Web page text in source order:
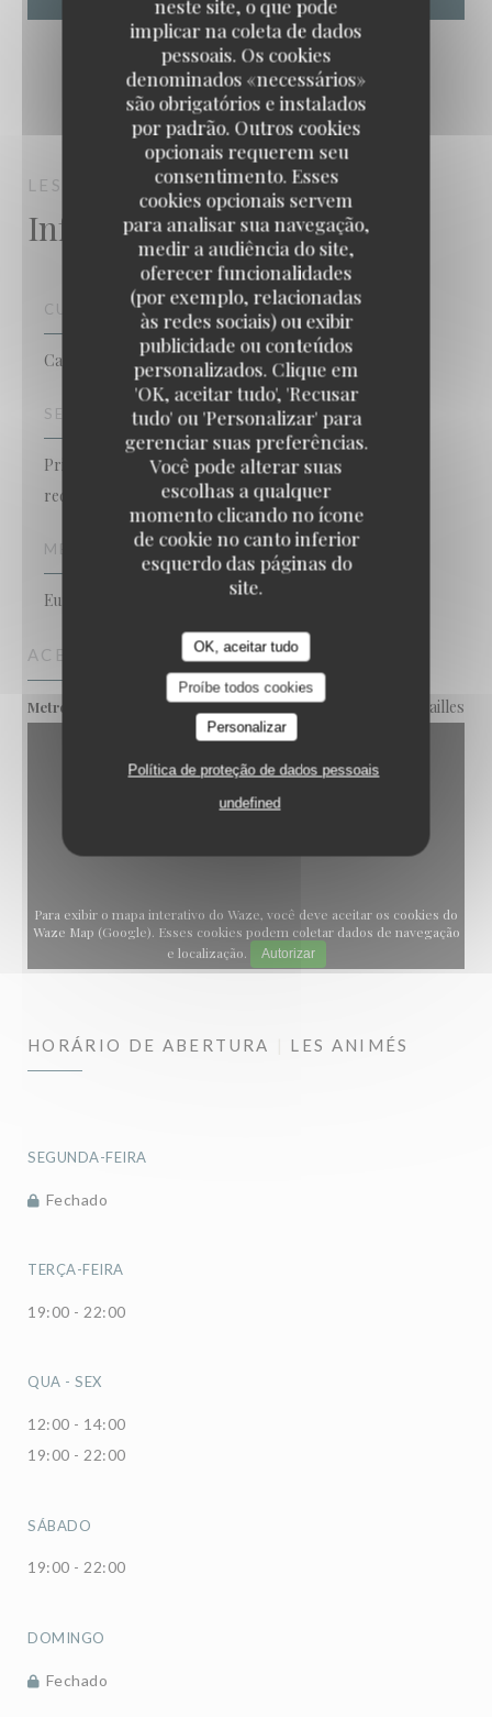
neste site, o que pode
implicar na coleta de dados
pessoais. Os cookies
denominados «necessários»
são obrigatórios e instalados
por padrão. Outros cookies
opcionais requerem seu
consentimento. Esses
cookies opcionais servem
para analisar sua navegação,
medir a audiência do site,
oferecer funcionalidades
(por exemplo, relacionadas
às redes sociais) ou exibir
publicidade ou conteúdos
personalizados. Clique em
'OK, aceitar tudo', 'Recusar
tudo' ou 'Personalizar' para
gerenciar suas preferências.
Você pode alterar suas
escolhas a qualquer
momento clicando no ícone
de cookie no canto inferior
esquerdo das páginas do
site.
OK, aceitar tudo
Proíbe todos cookies
Personalizar
Política de proteção de dados pessoais
undefined
LES ANIMÉS PARIS
Informações gerais
CULINÁRIA
Caseiro, produtos frescos
SERVIÇOS
Privatização, Acesso para pessoas com mobilidade
reduzida, Esplanada
MÉTODOS DE PAGAMENTO
Eurocard/Mastercard, Dinheiro, Visa, Cartão Azul
ACESSO
Metro Convention. Porte de Versailles
Para exibir o mapa interativo do Waze, você deve aceitar os cookies do
Waze Map (Google). Esses cookies podem coletar dados de navegação
e localização.
Autorizar
HORÁRIO DE ABERTURA LES ANIMÉS
SEGUNDA-FEIRA
Fechado
TERÇA-FEIRA
19:00 - 22:00
QUA - SEX
12:00 - 14:00
19:00 - 22:00
SÁBADO
19:00 - 22:00
DOMINGO
Fechado
Les Animés